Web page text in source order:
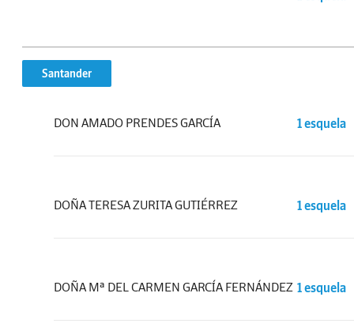
Santander
DON AMADO PRENDES GARCÍA 1 esquela
DOÑA TERESA ZURITA GUTIÉRREZ 1 esquela
DOÑA Mª DEL CARMEN GARCÍA FERNÁNDEZ 1 esquela